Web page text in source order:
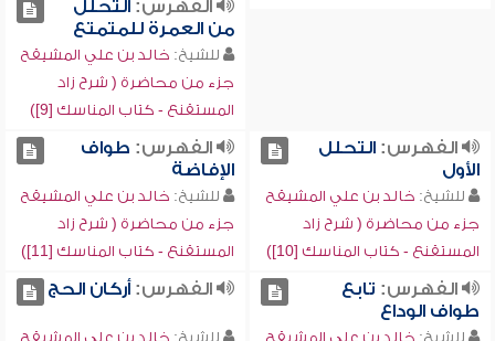
الفهرس:التحلل
من العمرة للمتمتع
للشيخ: خالد بن علي المشيقح
جزء من محاضرة ( شرح زاد
المستقنع - كتاب المناسك [9])
الفهرس:التحلل
الأول
للشيخ: خالد بن علي المشيقح
جزء من محاضرة ( شرح زاد
المستقنع - كتاب المناسك [10])
الفهرس: طواف
الإفاضة
للشيخ: خالد بن علي المشيقح
جزء من محاضرة ( شرح زاد
المستقنع - كتاب المناسك [11])
الفهرس: تابع
طواف الوداع
للشيخ: خالد بن علي المشيقح
الفهرس:أركان الحج
للشيخ: خالد بن علي المشيقح